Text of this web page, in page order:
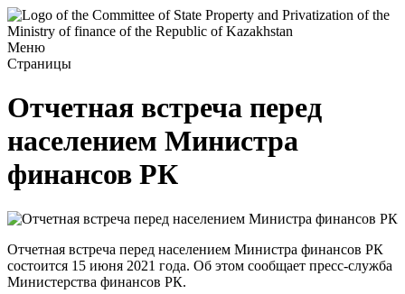
Меню
Страницы
Отчетная встреча перед
населением Министра
финансов РК
Отчетная встреча перед населением Министра финансов РК
состоится 15 июня 2021 года. Об этом сообщает пресс-служба
Министерства финансов РК.